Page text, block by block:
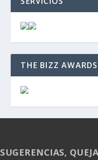
THE BIZZ
SUGERENCIAS,